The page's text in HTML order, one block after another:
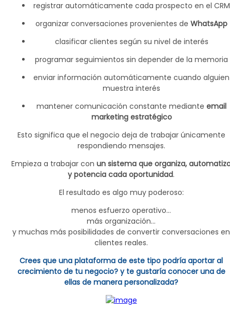
registrar automáticamente cada prospecto en el CRM
organizar conversaciones provenientes de WhatsApp
clasificar clientes según su nivel de interés
programar seguimientos sin depender de la memoria
enviar información automáticamente cuando alguien
muestra interés
mantener comunicación constante mediante email
marketing estratégico
Esto significa que el negocio deja de trabajar únicamente
respondiendo mensajes.
Empieza a trabajar con un sistema que organiza,
y potencia cada oportunidad.
El resultado es algo muy poderoso:
menos esfuerzo operativo…
más organización…
y muchas más posibilidades de convertir conversaciones en
clientes reales.
Crees que una plataforma de este tipo podría aportar al
crecimiento de tu negocio? y te gustaría conocer una de
ellas de manera personalizada?